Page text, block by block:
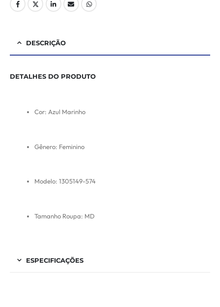
DESCRIÇÃO
DETALHES DO PRODUTO
Cor: Azul Marinho
Gênero: Feminino
Modelo: 1305149-574
Tamanho Roupa: MD
ESPECIFICAÇÕES